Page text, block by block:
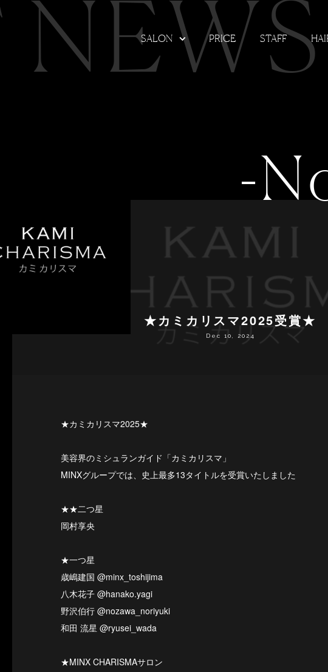
SALON PRICE STAFF
NEWS
-
★カミカリスマ2025受賞★
Dec 10, 2024
★カミカリスマ2025★
美容界のミシュランガイド「カミカリスマ」
MINXグループでは、史上最多13タイトルを受賞いたしました
★★二つ星
岡村享央
★一つ星
歳嶋建国 @minx_toshijima
八木花子 @hanako.yagi
野沢伯行 @nozawa_noriyuki
和田 流星 @ryusei_wada
★MINX CHARISMAサロン